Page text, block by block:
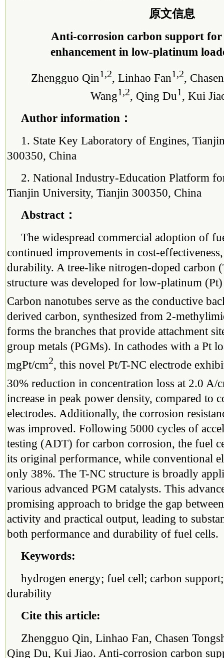
原文信息
Anti-corrosion carbon support for
enhancement in low-platinum
Zhengguo Qin1,2, Linhao Fan1,2,
Wang1,2, Qing Du1, Kui
Author information：
1. State Key Laboratory of Engines,
300350, China
2. National Industry-Education Platform
Tianjin University, Tianjin 300350, China
Abstract：
The widespread commercial adoption of
continued improvements in cost-
durability. A tree-like nitrogen-doped carbon
structure was developed for low-platinum
Carbon nanotubes serve as the conductive
derived carbon, synthesized from 2-
forms the branches that provide attachment
group metals (PGMs). In cathodes with a Pt
mgPt/cm2, this novel Pt/T-NC electrode
30% reduction in concentration loss at 2.0 A/
increase in peak power density, compared to
electrodes. Additionally, the corrosion
was improved. Following 5000 cycles of
testing (ADT) for carbon corrosion, the fuel
its original performance, while conventional
only 38%. The T-NC structure is broadly
various advanced PGM catalysts. This
promising approach to bridge the gap
activity and practical output, leading to
both performance and durability of fuel cells.
Keywords:
hydrogen energy; fuel cell; carbon
durability
Cite this article:
Zhengguo Qin, Linhao Fan, Chasen
Qing Du, Kui Jiao. Anti-corrosion carbon